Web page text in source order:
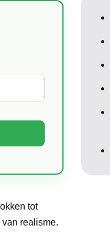
tot
realisme.